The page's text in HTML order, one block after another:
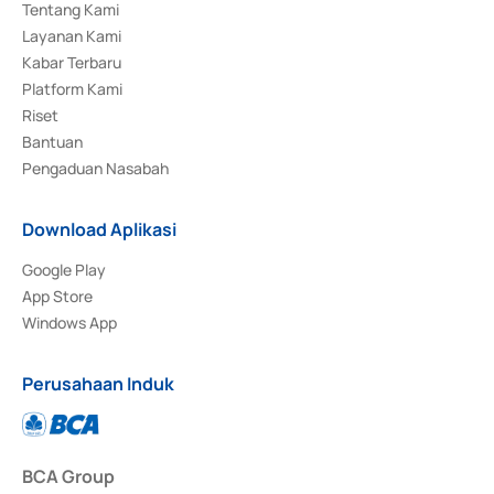
Tentang Kami
Layanan Kami
Kabar Terbaru
Platform Kami
Riset
Bantuan
Pengaduan Nasabah
Download Aplikasi
Google Play
App Store
Windows App
Perusahaan Induk
BCA Group